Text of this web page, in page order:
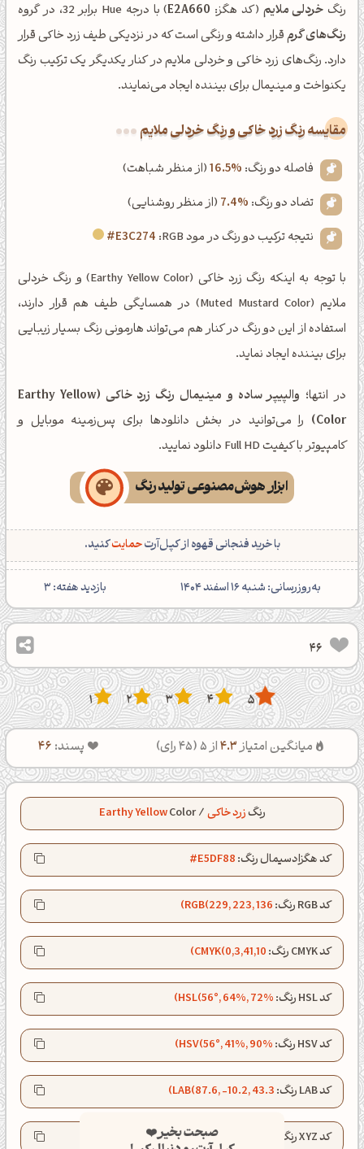
رنگ خردلی ملایم (کد هگز: E2A660) با درجه Hue برابر 32، در گروه
رنگ‌های گرمقرار داشته و رنگی است که در نزدیکی طیف زرد خاکی قرار
دارد. رنگ‌های زرد خاکی و خردلی ملایم در کنار یکدیگر یک ترکیب رنگ
یکنواخت و مینیمال برای بیننده ایجاد می‌نمایند.
‌مقایسه رنگ زرد خاکی و رنگ خردلی ملایم
فاصله دو رنگ: 16.5%(از منظر شباهت)
تضاد دو رنگ: 7.4% (از منظر روشنایی)
نتیجه ترکیب دو رنگ در مود RGB:
#E3C274
با توجه به اینکه رنگ زرد خاکی (Earthy Yellow Color) و رنگ خردلی
ملایم (Muted Mustard Color) در همسایگی طیف هم قرار دارند،
استفاده از این دو رنگ در کنار هم می‌تواند هارمونی رنگ بسیار زیبایی
برای بیننده ایجاد نماید.
در انتها؛
والپیپر ساده و مینیمال رنگ زرد خاکی (Earthy Yellow
Color)
را می‌توانید در بخش دانلودها برای پس‌زمینه موبایل و
کامپیوتر با کیفیت Full HD دانلود نمایید.
ابزار هوش‌مصنوعی تولید رنگ
با خرید فنجانی قهوه از کپل‌آرتحمایتکنید.
‌به‌روزرسانی: شنبه 16 اسفند 1404 بازدید هفته:3
46
5
4
3
2
1
میانگین امتیاز4.3از 5 ( 45رای) پسند: 46
رنگزرد خاکی/
Color
Earthy Yellow
کد هگزادسیمال رنگ:#E5DF88
کد RGB رنگ: RGB(229, 223, 136)
کد CMYK رنگ: CMYK(0,3,41,10)
کد HSL رنگ: HSL(56°, 64%, 72%)
کد HSV رنگ: HSV(56°, 41%, 90%)
کد LAB رنگ: LAB(87.6, -10.2, 43.3)
کد XYZ رنگ: XYZ(63.1, 71.2, 33.7)
صبحت بخیر❤️
کپل‌آرت رو دنبال کن!